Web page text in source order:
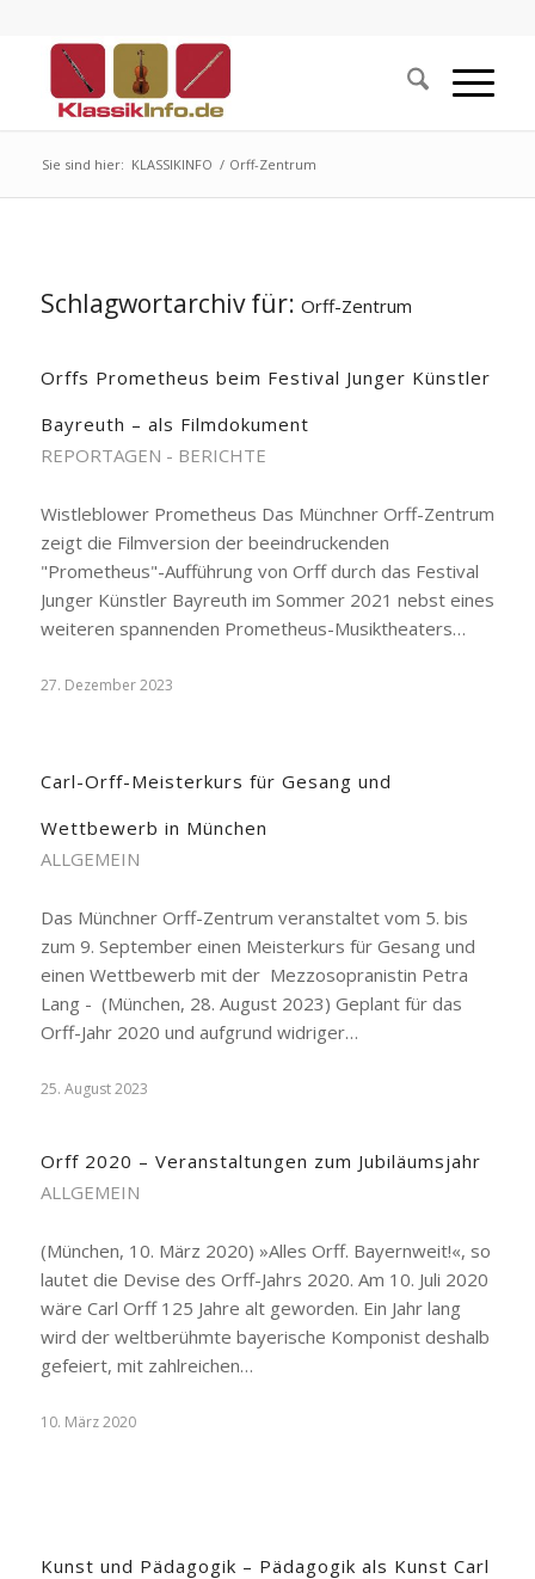
Sie sind hier: KLASSIKINFO / Orff-Zentrum
Schlagwortarchiv für: Orff-Zentrum
Orffs Prometheus beim Festival Junger Künstler
Bayreuth – als Filmdokument
REPORTAGEN - BERICHTE
Wistleblower Prometheus Das Münchner Orff-Zentrum
zeigt die Filmversion der beeindruckenden
"Prometheus"-Aufführung von Orff durch das Festival
Junger Künstler Bayreuth im Sommer 2021 nebst eines
weiteren spannenden Prometheus-Musiktheaters…
27. Dezember 2023
Carl-Orff-Meisterkurs für Gesang und
Wettbewerb in München
ALLGEMEIN
Das Münchner Orff-Zentrum veranstaltet vom 5. bis
zum 9. September einen Meisterkurs für Gesang und
einen Wettbewerb mit der Mezzosopranistin Petra
Lang - (München, 28. August 2023) Geplant für das
Orff-Jahr 2020 und aufgrund widriger…
25. August 2023
Orff 2020 – Veranstaltungen zum Jubiläumsjahr
ALLGEMEIN
(München, 10. März 2020) »Alles Orff. Bayernweit!«, so
lautet die Devise des Orff-Jahrs 2020. Am 10. Juli 2020
wäre Carl Orff 125 Jahre alt geworden. Ein Jahr lang
wird der weltberühmte bayerische Komponist deshalb
gefeiert, mit zahlreichen…
10. März 2020
Kunst und Pädagogik – Pädagogik als Kunst Carl